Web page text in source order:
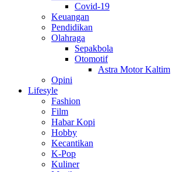
Covid-19
Keuangan
Pendidikan
Olahraga
Sepakbola
Otomotif
Astra Motor Kaltim
Opini
Lifesyle
Fashion
Film
Habar Kopi
Hobby
Kecantikan
K-Pop
Kuliner